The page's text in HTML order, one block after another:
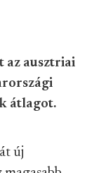
az ausztriai
átlagot.
új